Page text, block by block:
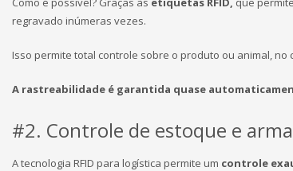
regravado inúmeras vezes.
Isso permite total controle sobre o produto ou animal, no
A rastreabilidade é garantida quase
#2. Controle de estoque e
A tecnologia RFID para logística permite um controle